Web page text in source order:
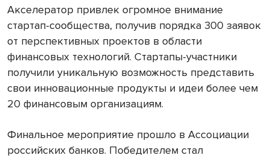
Акселератор привлек огромное внимание
стартап-сообщества, получив порядка 300 заявок
от перспективных проектов в области
финансовых технологий. Стартапы-участники
получили уникальную возможность представить
свои инновационные продукты и идеи более чем
20 финансовым организациям.
Финальное мероприятие прошло в Ассоциации
российских банков. Победителем стал